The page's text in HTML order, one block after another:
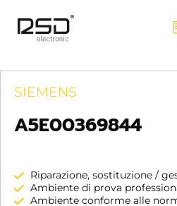
SIEMENS
A5E00369844
Riparazione, sostituzione /
Ambiente di prova
Ambiente conforme alle